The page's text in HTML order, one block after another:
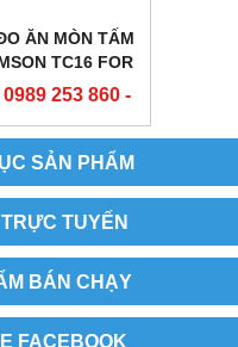
SẢN PHẨM
TUYẾN
BÁN CHẠY
FACEBOOK
ĂN MÒN TẤM
TC16 FOR
D130
253 860 -
84 02 08